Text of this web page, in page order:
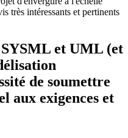
très intéressants et pertinents
et UML (et
de soumettre
aux exigences et